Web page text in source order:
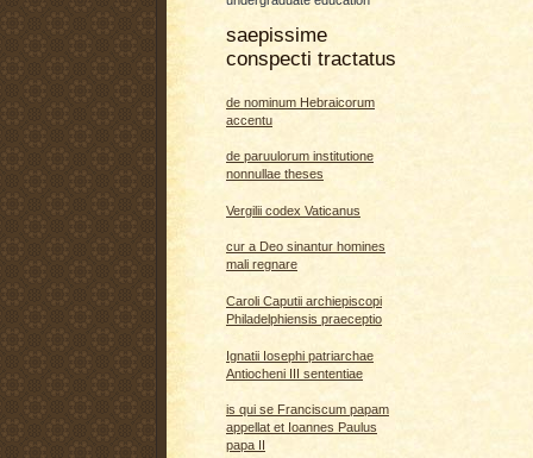
saepissime
conspecti tractatus
de nominum Hebraicorum
accentu
de paruulorum institutione
nonnullae theses
Vergilii codex Vaticanus
cur a Deo sinantur homines
mali regnare
Caroli Caputii archiepiscopi
Philadelphiensis praeceptio
Ignatii Iosephi patriarchae
Antiocheni III sententiae
is qui se Franciscum papam
appellat et Ioannes Paulus
papa II